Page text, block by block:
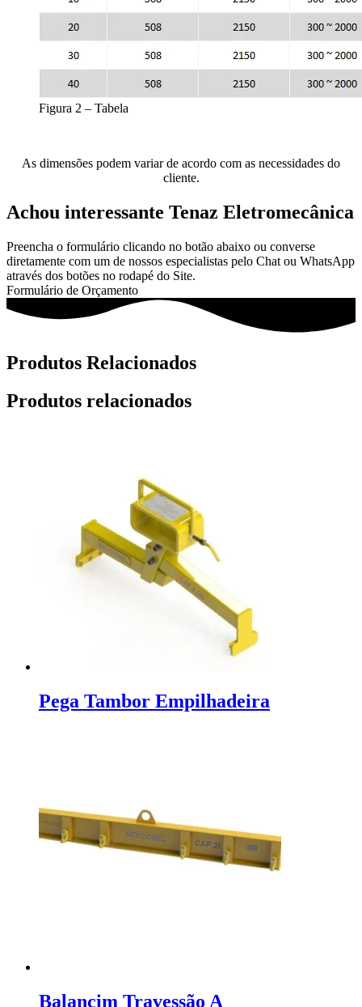
Figura 2 – Tabela
As dimensões podem variar de acordo com as necessidades do
cliente.
Achou interessante Tenaz Eletromecânica
Preencha o formulário clicando no botão abaixo ou converse
diretamente com um de nossos especialistas pelo Chat ou WhatsApp
através dos botões no rodapé do Site.​
Formulário de Orçamento
Produtos Relacionados
Produtos relacionados
Pega Tambor Empilhadeira
Balancim Travessão A